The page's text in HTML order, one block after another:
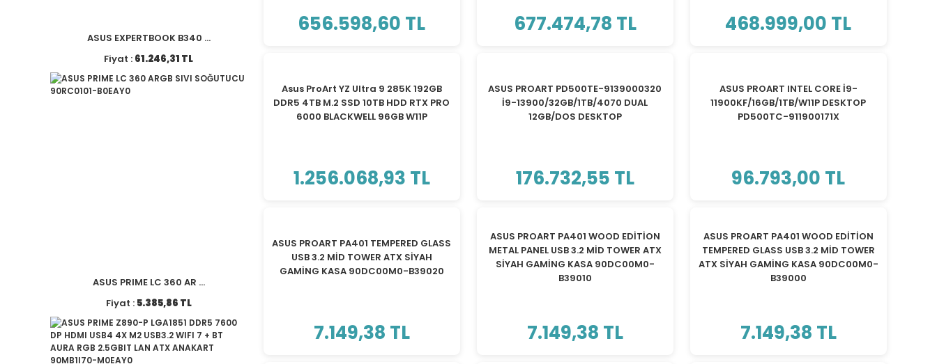
ASUS EXPERTBOOK B340 ...
Fiyat : 61.246,31 TL
ASUS PRIME LC 360 AR ...
Fiyat : 5.385,86 TL
656.598,60 TL 677.474,78 TL 468.999,00 TL
Asus ProArt YZ Ultra 9 285K 192GB
DDR5 4TB M.2 SSD 10TB HDD RTX PRO
6000 BLACKWELL 96GB W11P
1.256.068,93 TL
ASUS PROART PD500TE-9139000320
İ9-13900/32GB/1TB/4070 DUAL
12GB/DOS DESKTOP
176.732,55 TL
ASUS PROART INTEL CORE İ9-
11900KF/16GB/1TB/W11P DESKTOP
PD500TC-911900171X
96.793,00 TL
ASUS PROART PA401 TEMPERED GLASS
USB 3.2 MİD TOWER ATX SİYAH
GAMİNG KASA 90DC00M0-B39020
7.149,38 TL
ASUS PROART PA401 WOOD EDİTİON
METAL PANEL USB 3.2 MİD TOWER ATX
SİYAH GAMİNG KASA 90DC00M0-
B39010
7.149,38 TL
ASUS PROART PA401 WOOD EDİTİON
TEMPERED GLASS USB 3.2 MİD TOWER
ATX SİYAH GAMİNG KASA 90DC00M0-
B39000
7.149,38 TL